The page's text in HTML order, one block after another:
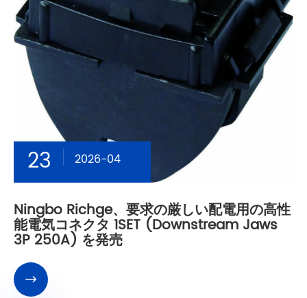
23 2026-04
Ningbo Richge、要求の厳しい配電用の高性
能電気コネクタ 1SET (Downstream Jaws
3P 250A) を発売
